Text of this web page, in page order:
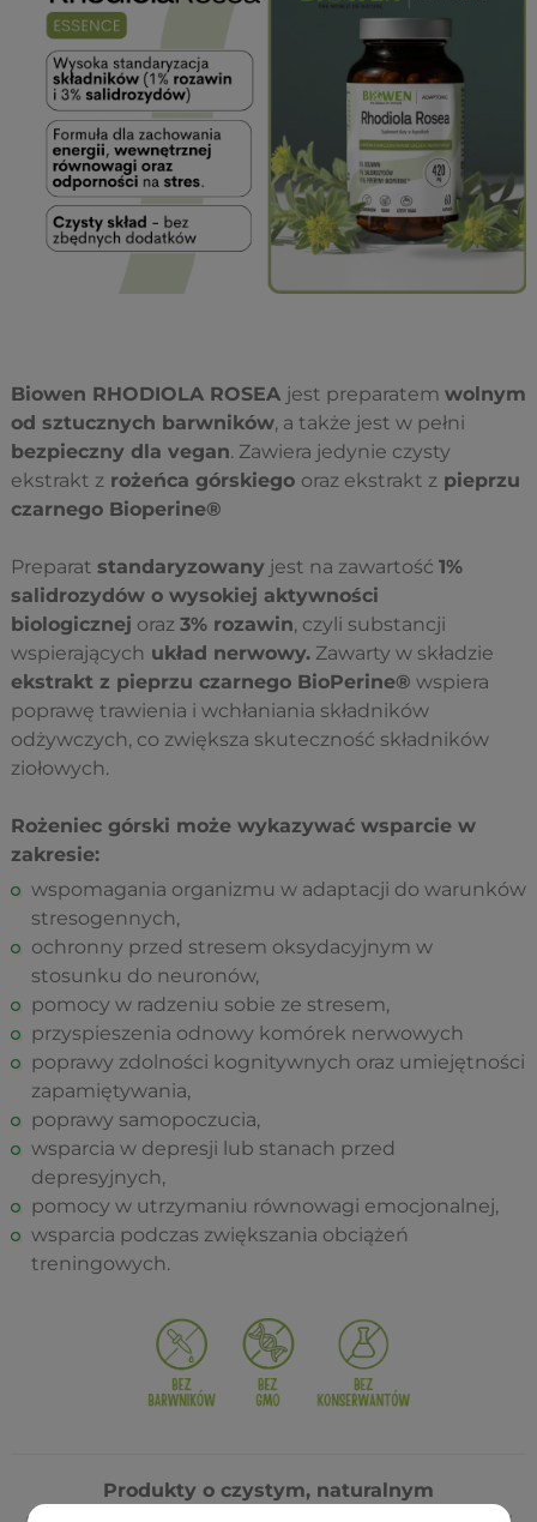
Biowen RHODIOLA ROSEA jest preparatem wolnym
od sztucznych barwników, a także jest w pełni
bezpieczny dla vegan. Zawiera jedynie czysty
ekstrakt z rożeńca górskiego oraz ekstrakt z pieprzu
czarnego Bioperine®
Preparat standaryzowany jest na zawartość 1%
salidrozydów o wysokiej aktywności
biologicznej oraz 3% rozawin, czyli substancji
wspierających układ nerwowy. Zawarty w składzie
ekstrakt z pieprzu czarnego BioPerine® wspiera
poprawę trawienia i wchłaniania składników
odżywczych, co zwiększa skuteczność składników
ziołowych.
Rożeniec górski może wykazywać wsparcie w
zakresie:
wspomagania organizmu w adaptacji do warunków
stresogennych,
ochronny przed stresem oksydacyjnym w
stosunku do neuronów,
pomocy w radzeniu sobie ze stresem,
przyspieszenia odnowy komórek nerwowych
poprawy zdolności kognitywnych oraz umiejętności
zapamiętywania,
poprawy samopoczucia,
wsparcia w depresji lub stanach przed
depresyjnych,
pomocy w utrzymaniu równowagi emocjonalnej,
wsparcia podczas zwiększania obciążeń
treningowych.
Produkty o czystym, naturalnym